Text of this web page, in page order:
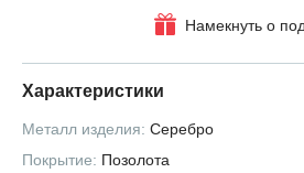
Намекнуть о
Характеристики
Металл изделия: Серебро
Покрытие: Позолота